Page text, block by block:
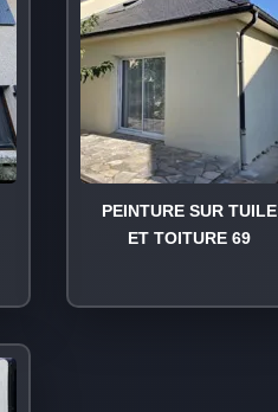
PEINTURE SUR TUILE
ET TOITURE 69